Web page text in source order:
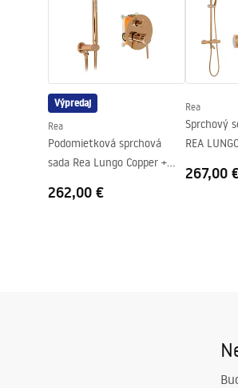
zhromaždenie
Smer kabíny
Záruka
Poťah Easy Clean
Technický výkres
PRIMO SLIDE WITH SIDE PANEL.pdf
Výpredaj
Rea
Podomietková sprchová
sada Rea Lungo Copper +
262,00 €
Rea
Sprchový
REA
267,00